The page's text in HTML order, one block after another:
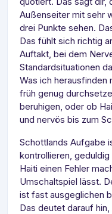
Außenseiter mit sehr
drei Punkte sehen.
Das fühlt sich richtig
Auftakt, bei dem
Standardsituationen
Was ich herausfinden
früh genug
beruhigen, oder ob
und nervös bis zum
Schottlands Aufgabe
kontrollieren,
Haiti einen Fehler
Umschaltspiel lässt.
ist fast ausgeglichen
Das deutet darauf